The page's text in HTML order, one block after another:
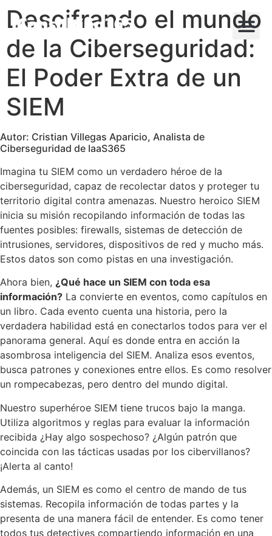
Descifrando el mundo
de la Ciberseguridad:
El Poder Extra de un
SIEM
Autor: Cristian Villegas Aparicio, Analista de
Ciberseguridad de IaaS365
Imagina tu SIEM como un verdadero héroe de la
ciberseguridad, capaz de recolectar datos y proteger tu
territorio digital contra amenazas. Nuestro heroico SIEM
inicia su misión recopilando información de todas las
fuentes posibles: firewalls, sistemas de detección de
intrusiones, servidores, dispositivos de red y mucho más.
Estos datos son como pistas en una investigación.
Ahora bien, ¿Qué hace un SIEM con toda esa
información? La convierte en eventos, como capítulos en
un libro. Cada evento cuenta una historia, pero la
verdadera habilidad está en conectarlos todos para ver el
panorama general. Aquí es donde entra en acción la
asombrosa inteligencia del SIEM. Analiza esos eventos,
busca patrones y conexiones entre ellos. Es como resolver
un rompecabezas, pero dentro del mundo digital.
Nuestro superhéroe SIEM tiene trucos bajo la manga.
Utiliza algoritmos y reglas para evaluar la información
recibida ¿Hay algo sospechoso? ¿Algún patrón que
coincida con las tácticas usadas por los cibervillanos?
¡Alerta al canto!
Además, un SIEM es como el centro de mando de tus
sistemas. Recopila información de todas partes y la
presenta de una manera fácil de entender. Es como tener
todos tus detectives compartiendo información en una